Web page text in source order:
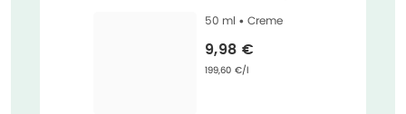
ml50 ml • Creme
Verkaufspreis
9,98 €
Grundpreis
199,60 €/l